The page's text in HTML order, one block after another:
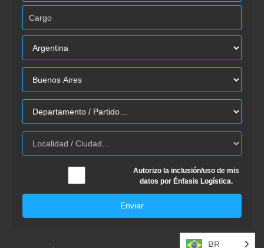
Autorizo la inclusión/uso de mis
datos por Énfasis Logística.
Enviar
BR